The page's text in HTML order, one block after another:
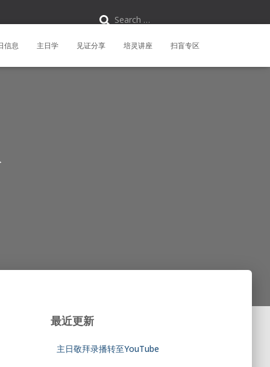
Search …
信息 主日学 见证分享 培灵讲座 扫盲专区
最近更新
主日敬拜录播转至YouTube